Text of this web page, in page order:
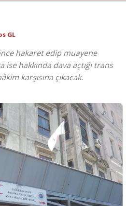
GL
hakaret edip muayene
hakkında dava açtığı trans
karşısına çıkacak.